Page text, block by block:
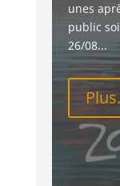
unes
public
26/08...